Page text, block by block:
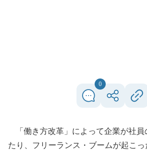
0
「働き方改革」によって企業が社員
たり、フリーランス・ブームが起こ